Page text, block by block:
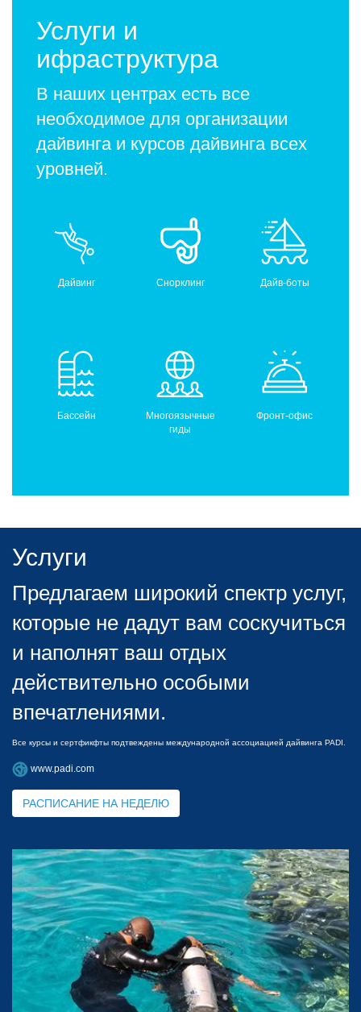
Услуги и
ифраструктура
В наших центрах есть все
необходимое для организации
дайвинга и курсов дайвинга всех
уровней.
Дайвинг Снорклинг Дайв-боты
Бассейн
Многоязычные
гиды
Фронт-офис
Услуги
Предлагаем широкий спектр услуг,
которые не дадут вам соскучиться
и наполнят ваш отдых
действительно особыми
впечатлениями.
Все курсы и сертфикфты подтвеждены международной ассоциацией дайвинга PADI.
www.padi.com
РАСПИСАНИЕ НА НЕДЕЛЮ